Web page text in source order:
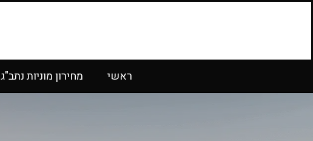
ראשי מחירון מוניות נתב"ג